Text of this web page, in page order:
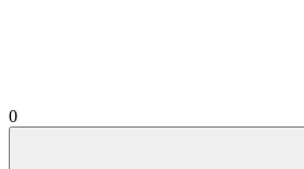
0